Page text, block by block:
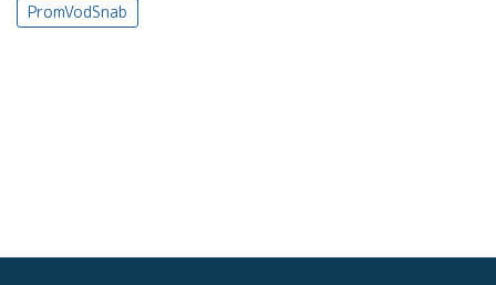
PromVodSnab